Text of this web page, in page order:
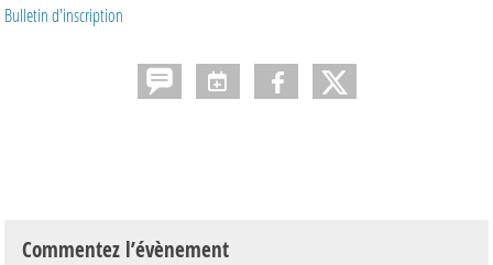
Bulletin d'inscription
Commentez l’évènement